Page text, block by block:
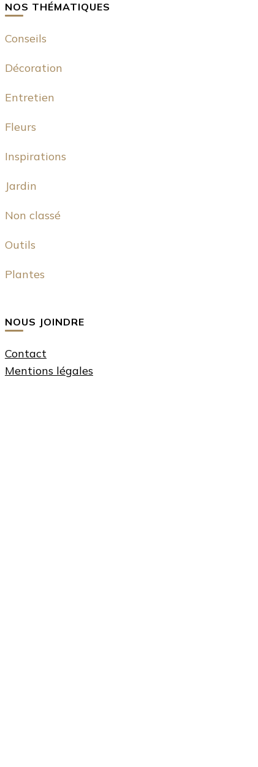
NOS THÉMATIQUES
Conseils
Décoration
Entretien
Fleurs
Inspirations
Jardin
Non classé
Outils
Plantes
NOUS JOINDRE
Contact
Mentions légales